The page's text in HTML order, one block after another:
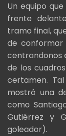
Un equipo
frente
tramo final,
de conformar
centrandonos
de los
certamen.
mostró una
como
Gutiérrez y
goleador).